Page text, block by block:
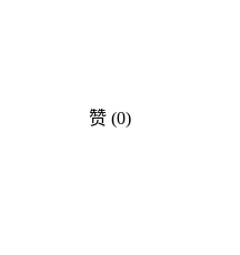
赞 (0)